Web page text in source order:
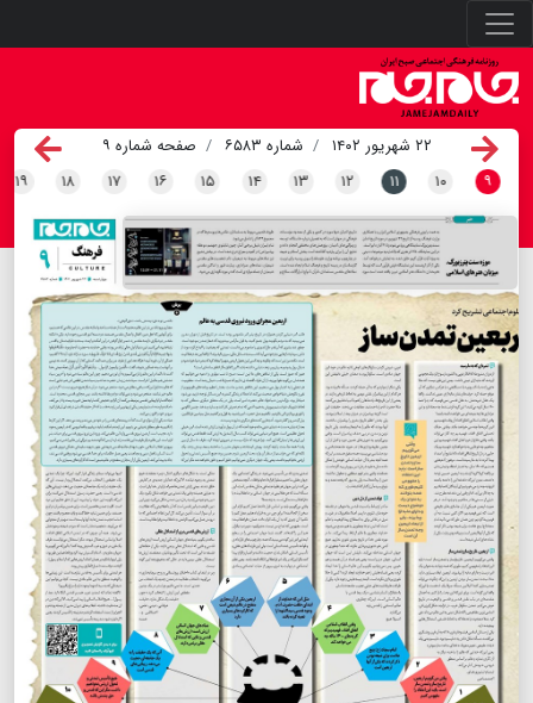
۲۲ شهریور ۱۴۰۲ شماره ۶۵۸۳
صفحه شماره ۹
۹ ۱۰ ۱۱ ۱۲ ۱۳ ۱۴ ۱۵ ۱۶ ۱۷ ۱۸ ۱۹